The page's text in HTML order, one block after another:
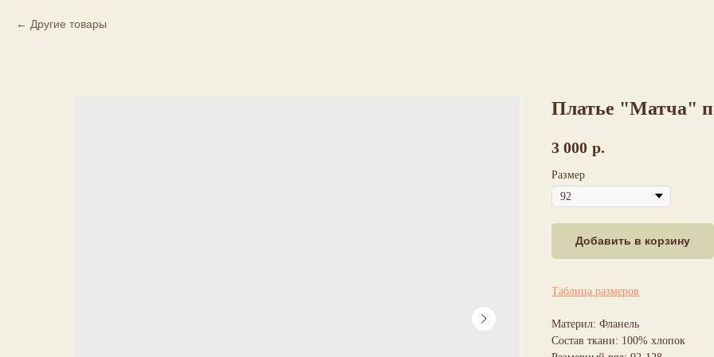
Другие товары
Платье "Матча"
3 000 р.
Размер
Добавить в корзину
Таблица размеров
Материл: Фланель
Состав ткани: 100% хлопок